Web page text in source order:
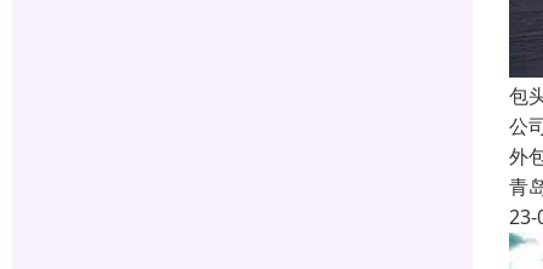
包
公
外
青
23-